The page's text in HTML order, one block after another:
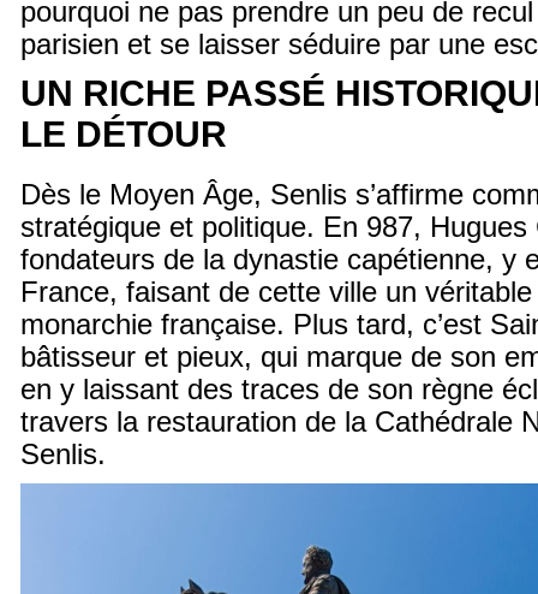
pourquoi ne pas prendre un peu de
parisien et se laisser séduire par une
UN RICHE PASSÉ
LE DÉTOUR
Dès le Moyen Âge, Senlis s’affirme
stratégique et politique. En 987, Hugues
fondateurs de la dynastie capétienne, y
France, faisant de cette ville un
monarchie française. Plus tard, c’est
bâtisseur et pieux, qui marque de son
en y laissant des traces de son règne
travers la restauration de la Cathédrale
Senlis.